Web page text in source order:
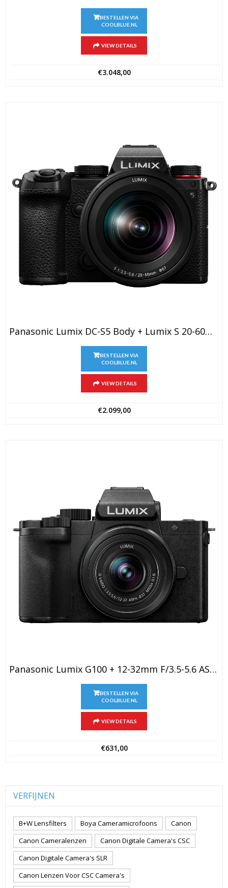
BESTELLEN VIA
COOLBLUE.NL
VIEW DETAILS
€3.048,00
Panasonic Lumix DC-S5 Body + Lumix S 20-60mm F/3.5-5.6
BESTELLEN VIA
COOLBLUE.NL
VIEW DETAILS
€2.099,00
Panasonic Lumix G100 + 12-32mm F/3.5-5.6 ASPH Mega O.I.S.
BESTELLEN VIA
COOLBLUE.NL
VIEW DETAILS
€631,00
VERFIJNEN
B+W Lensfilters Boya Cameramicrofoons
Canon
Canon Cameralenzen
Canon Digitale Camera's CSC
Canon Digitale Camera's SLR
Canon Lenzen Voor CSC Camera's